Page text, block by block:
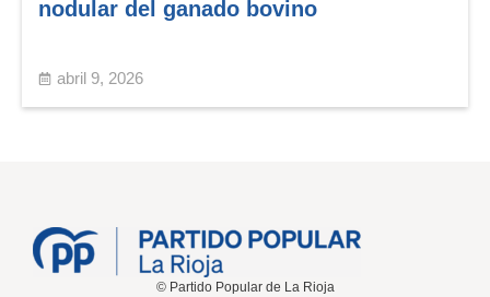
nodular del ganado bovino
abril 9, 2026
© Partido Popular de La Rioja